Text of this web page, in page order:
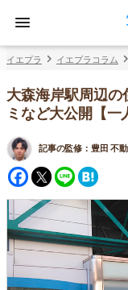
イエプラ イエプラコラム
大森海岸駅周辺の
ミなど大公開【一
記事の監修： 豊田 不
Facebook
Twitter
Line